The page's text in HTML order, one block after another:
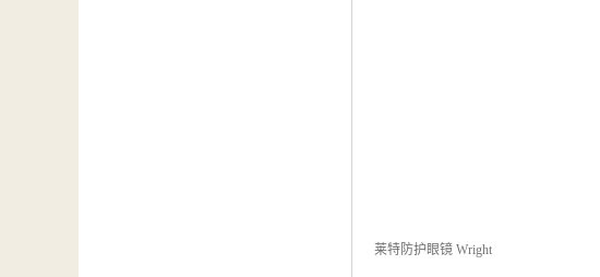
莱特防护眼镜 Wright